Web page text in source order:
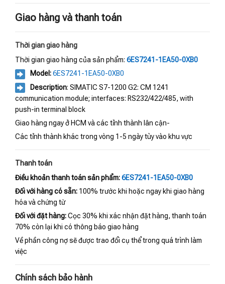
Giao hàng và thanh toán
Thời gian giao hàng
Thời gian giao hàng của sản phẩm: 6ES7241-1EA50-0XB0
Model:6ES7241-1EA50-0XB0
Description: SIMATIC S7-1200 G2: CM 1241
communication module; interfaces: RS232/422/485, with
push-in terminal block
Giao hàng ngay ở HCM và các tỉnh thành lân cận-
Các tỉnh thành khác trong vòng 1-5 ngày tùy vào khu vực
Thanh toán
Điều khoản thanh toán sản phẩm:6ES7241-1EA50-0XB0
Đối với hàng có sẵn: 100% trước khi hoặc ngay khi giao hàng
hóa và chứng từ
Đối với đặt hàng:Cọc 30% khi xác nhận đặt hàng, thanh toán
70% còn lại khi có thông báo giao hàng
Về phần công nợ sẽ được trao đổi cụ thể trong quá trình làm
việc
Chính sách bảo hành